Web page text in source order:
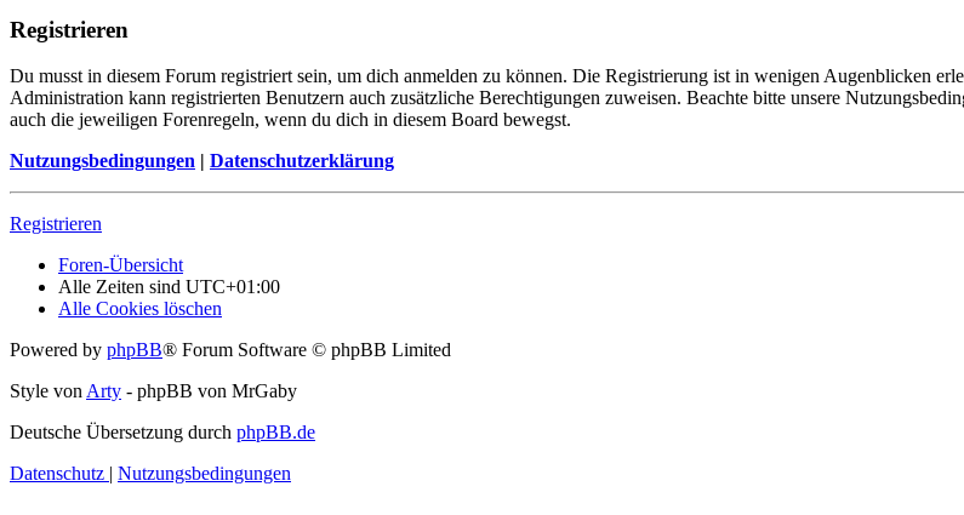
Registrieren
Du musst in diesem Forum registriert sein, um dich anmelden zu können. Die Registrierung ist in wenigen Augenblicken
Administration kann registrierten Benutzern auch zusätzliche Berechtigungen zuweisen. Beachte bitte unsere
auch die jeweiligen Forenregeln, wenn du dich in diesem Board bewegst.
Nutzungsbedingungen | Datenschutzerklärung
Registrieren
Foren-Übersicht
Alle Zeiten sind UTC+01:00
Alle Cookies löschen
Powered by phpBB® Forum Software © phpBB Limited
Style vonArty - phpBB von MrGaby
Deutsche Übersetzung durch phpBB.de
Datenschutz | Nutzungsbedingungen